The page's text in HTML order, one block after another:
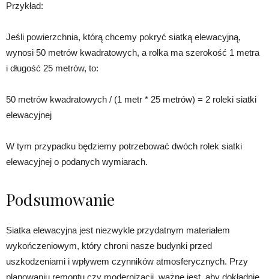
Przykład:
Jeśli powierzchnia, którą chcemy pokryć siatką elewacyjną,
wynosi 50 metrów kwadratowych, a rolka ma szerokość 1 metra
i długość 25 metrów, to:
50 metrów kwadratowych / (1 metr * 25 metrów) = 2 roleki siatki
elewacyjnej
W tym przypadku będziemy potrzebować dwóch rolek siatki
elewacyjnej o podanych wymiarach.
Podsumowanie
Siatka elewacyjna jest niezwykle przydatnym materiałem
wykończeniowym, który chroni nasze budynki przed
uszkodzeniami i wpływem czynników atmosferycznych. Przy
planowaniu remontu czy modernizacji, ważne jest, aby dokładnie